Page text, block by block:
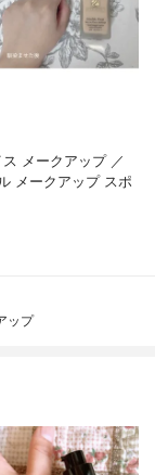
メークアップ ／
メークアップ スポ
ップ